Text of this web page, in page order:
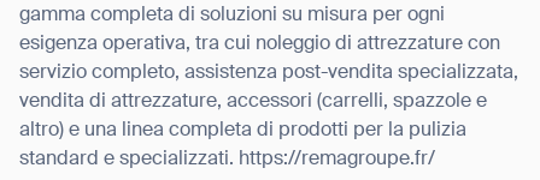
gamma completa di soluzioni su misura per ogni
esigenza operativa, tra cui noleggio di attrezzature con
servizio completo, assistenza post-vendita specializzata,
vendita di attrezzature, accessori (carrelli, spazzole e
altro) e una linea completa di prodotti per la pulizia
standard e specializzati. https://remagroupe.fr/